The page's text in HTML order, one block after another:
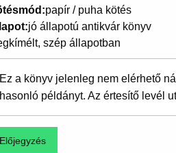
papír / puha kötés
jó állapotú antikvár könyv
szép állapotban
a könyv jelenleg nem elérhető
példányt. Az értesítő levél